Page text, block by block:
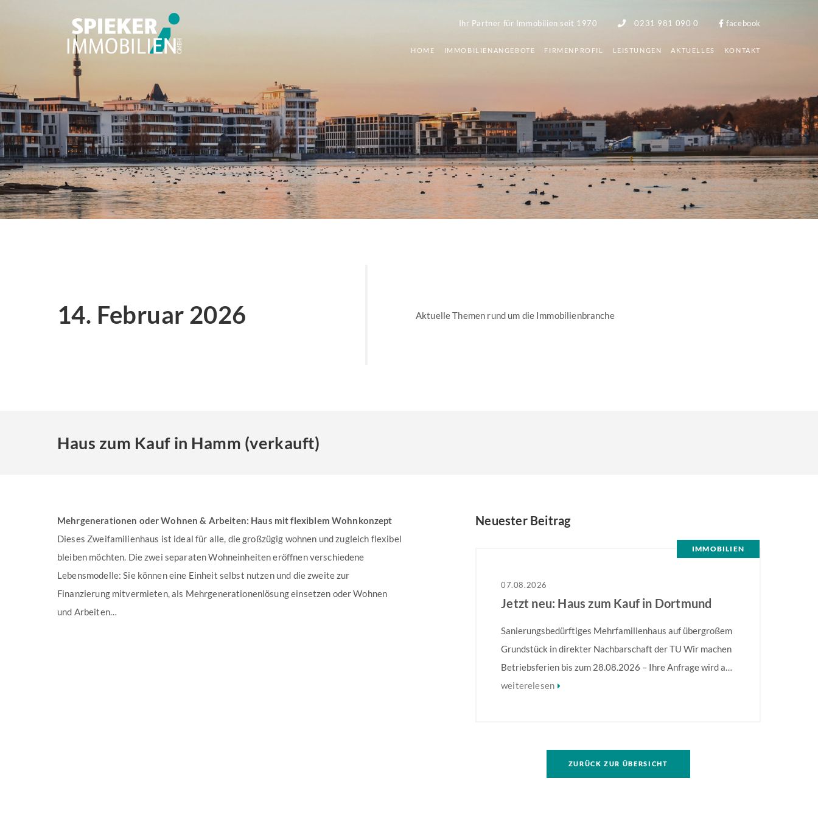
Ihr Partner für Immobilien seit 1970 0231 981 090 0 facebook
HOME IMMOBILIENANGEBOTE FIRMENPROFIL LEISTUNGEN AKTUELLES KONTAKT
14. Februar 2026 Aktuelle Themen rund um die Immobilienbranche
Haus zum Kauf in Hamm (verkauft)
Mehrgenerationen oder Wohnen & Arbeiten: Haus mit flexiblem Wohnkonzept
Dieses Zweifamilienhaus ist ideal für alle, die großzügig wohnen und zugleich flexibel
bleiben möchten. Die zwei separaten Wohneinheiten eröffnen verschiedene
Lebensmodelle: Sie können eine Einheit selbst nutzen und die zweite zur
Finanzierung mitvermieten, als Mehrgenerationenlösung einsetzen oder Wohnen
und Arbeiten…
Neuester Beitrag
IMMOBILIEN
07.08.2026
Jetzt neu: Haus zum Kauf in Dortmund
Sanierungsbedürftiges Mehrfamilienhaus auf übergroßem
Grundstück in direkter Nachbarschaft der TU Wir machen
Betriebsferien bis zum 28.08.2026 – Ihre Anfrage wird ab
dem 31.08.2026 bearbeitet! Sanierungsbedürftiges
Weitere Informationen finden Sie im Exposé.
weiterelesen
ZURÜCK ZUR ÜBERSICHT